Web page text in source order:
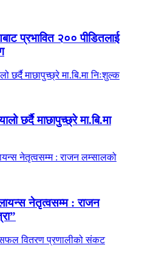
प्रभावित २०० पीडितलाई
छर्दै माछापुच्छ्रे मा.बि.मा
नेतृत्वसम्म : राजन